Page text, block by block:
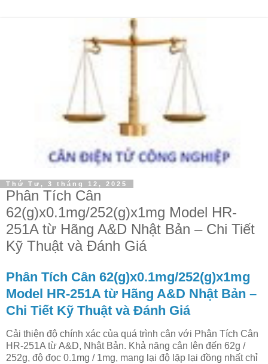
Thứ Tư, 3 tháng 12, 2025
Phân Tích Cân
62(g)x0.1mg/252(g)x1mg Model HR-
251A từ Hãng A&D Nhật Bản – Chi Tiết
Kỹ Thuật và Đánh Giá
Phân Tích Cân 62(g)x0.1mg/252(g)x1mg
Model HR-251A từ Hãng A&D Nhật Bản –
Chi Tiết Kỹ Thuật và Đánh Giá
Cải thiện độ chính xác của quá trình cân với Phân Tích Cân
HR-251A từ A&D, Nhật Bản. Khả năng cân lên đến 62g /
252g, độ đọc 0.1mg / 1mg, mang lại độ lặp lại đồng nhất chỉ